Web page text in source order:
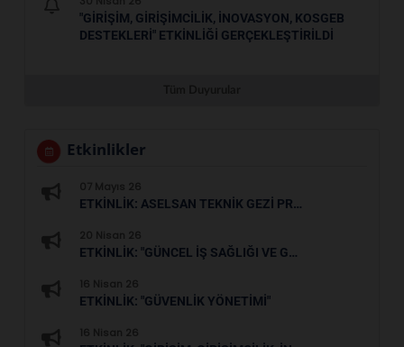
"GİRİŞİM, GİRİŞİMCİLİK, İNOVASYON, KOSGEB
DESTEKLERİ" ETKİNLİĞİ GERÇEKLEŞTİRİLDİ
Etkinlikler
ETKİNLİK: ASELSAN TEKNİK GEZİ PROGRAMI
ETKİNLİK: "GÜNCEL İŞ SAĞLIĞI VE GÜVENLİĞİ"
ETKİNLİK: "GÜVENLİK YÖNETİMİ"